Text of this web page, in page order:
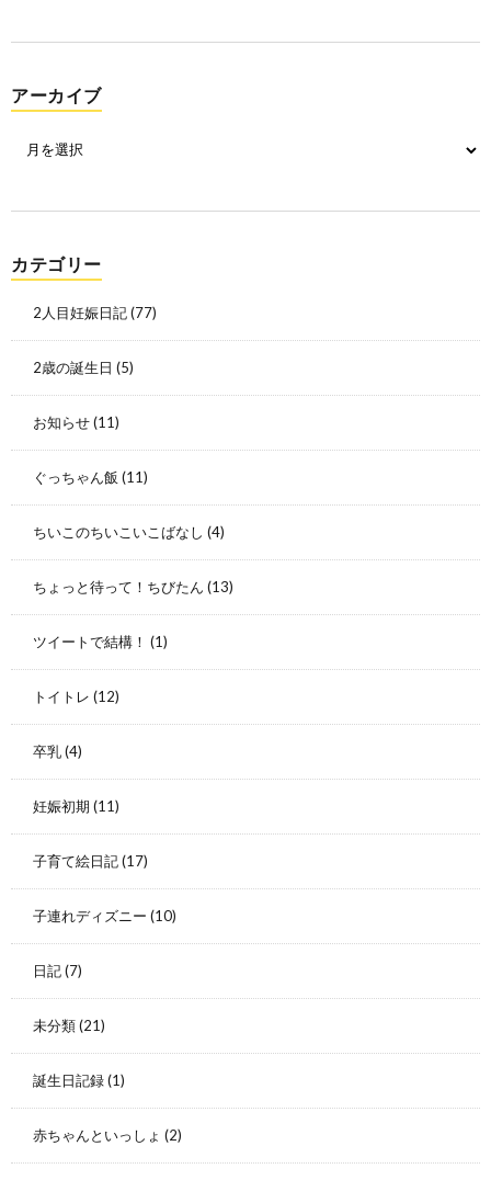
アーカイブ
カテゴリー
2人目妊娠日記(77)
2歳の誕生日 (5)
お知らせ(11)
ぐっちゃん飯 (11)
ちいこのちいこいこばなし (4)
ちょっと待って！ちびたん (13)
ツイートで結構！ (1)
トイトレ (12)
卒乳(4)
妊娠初期 (11)
子育て絵日記(17)
子連れディズニー (10)
日記(7)
未分類(21)
誕生日記録(1)
赤ちゃんといっしょ (2)